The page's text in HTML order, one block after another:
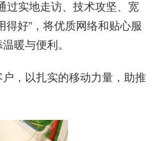
过实地走访、技术攻坚、宽
得好”，将优质网络和贴心服
暖与便利。
，以扎实的移动力量，助推